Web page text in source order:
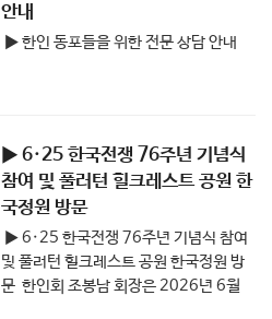
안내
▶한인 동포들을 위한 전문 상담 안내
▶ 6·25 한국전쟁 76주년 기념식
참여 및 풀러턴 힐크레스트 공원 한
국정원 방문
▶ 6·25 한국전쟁 76주년 기념식 참여
및 풀러턴 힐크레스트 공원 한국정원 방
문 한인회 조봉남 회장은 2026년 6월